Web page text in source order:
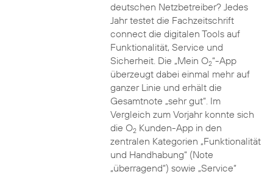
deutschen Netzbetreiber? Jedes
Jahr testet die Fachzeitschrift
connect die digitalen Tools auf
Funktionalität, Service und
Sicherheit. Die „Mein O2“-App
überzeugt dabei einmal mehr auf
ganzer Linie und erhält die
Gesamtnote „sehr gut“. Im
Vergleich zum Vorjahr konnte sich
die O2Kunden-App in den
zentralen Kategorien „Funktionalität
und Handhabung“ (Note
„überragend“) sowie „Service“